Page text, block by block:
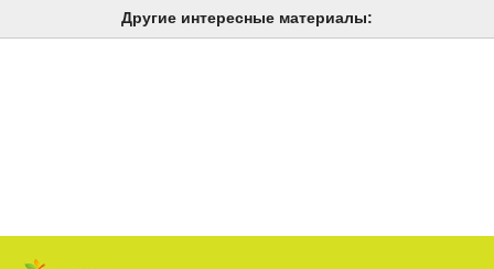
Другие интересные материалы: